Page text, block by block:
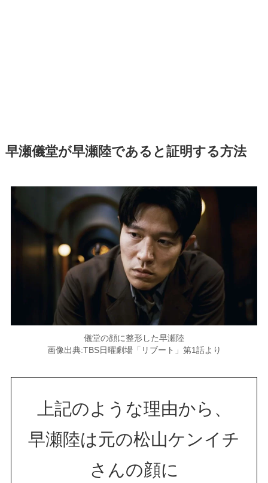
早瀬儀堂が早瀬陸であると証明する方法
儀堂の顔に整形した早瀬陸
画像出典:TBS日曜劇場「リブート」第1話より
上記のような理由から、
早瀬陸は元の松山ケンイチ
さんの顔に